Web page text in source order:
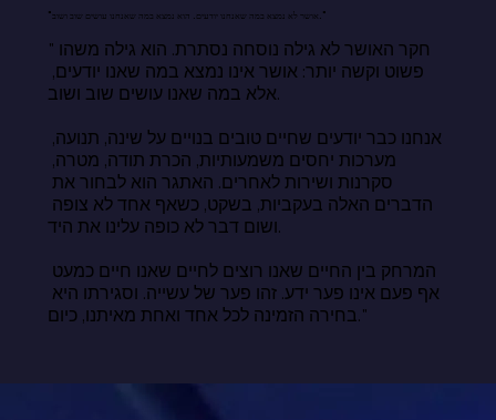
"אושר לא נמצא במה שאנחנו יודעים. הוא נמצא במה שאנחנו עושים שוב ושוב."
"חקר האושר לא גילה נוסחה נסתרת. הוא גילה משהו
אלא במה שאנו עושים שוב ושוב.
ושום דבר לא כופה עלינו את היד.
בחירה הזמינה לכל אחד ואחת מאיתנו, כיום."